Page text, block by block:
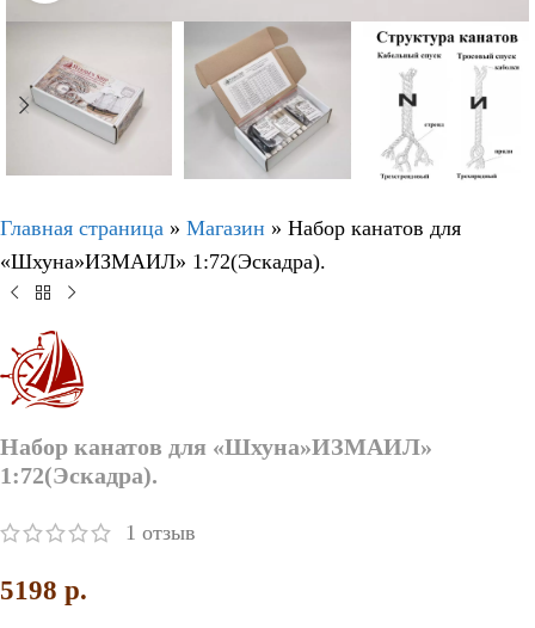
Главная страница » Магазин » Набор канатов для
«Шхуна»ИЗМАИЛ» 1:72(Эскадра).
Набор канатов для «Шхуна»ИЗМАИЛ»
1:72(Эскадра).
1 отзыв
5198 p.